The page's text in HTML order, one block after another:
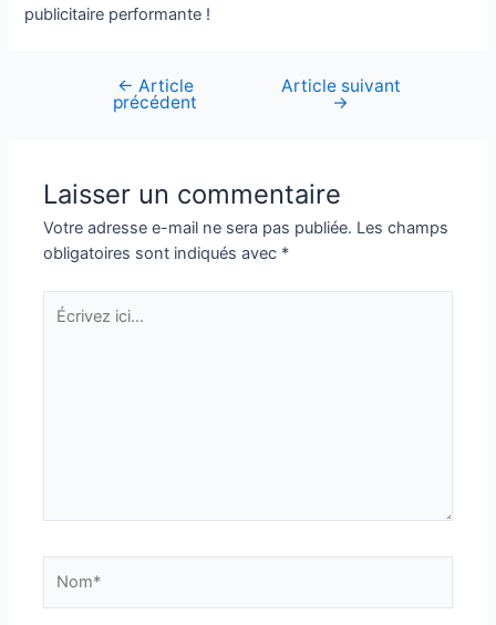
publicitaire performante !
Navigation
← Article
précédent
Article suivant
→
Laisser un commentaire
Votre adresse e-mail ne sera pas publiée. Les champs
obligatoires sont indiqués avec *
Écrivez
ici…